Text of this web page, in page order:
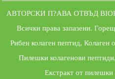
АВТОРСКИ П?АВА ОТВЪД
Всички права запазени.
Рибен колаген пептид, Колаген
Пилешки колагенови пептиди,
Екстракт от